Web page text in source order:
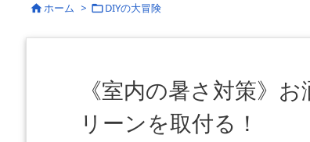
ホーム > DIYの大冒険
《室内の暑さ対策》
リーンを取付る！